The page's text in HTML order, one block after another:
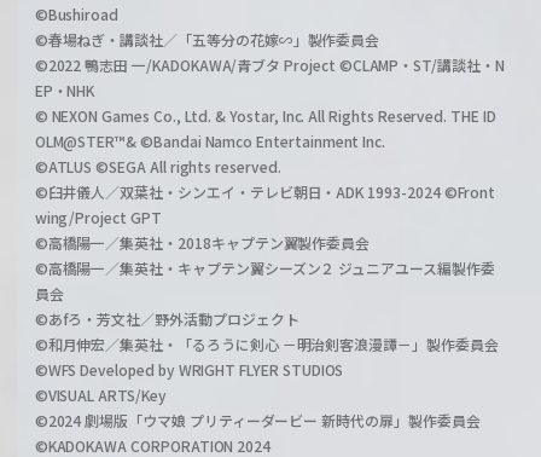
©Bushiroad
©春場ねぎ・講談社／「五等分の花嫁∽」製作委員会
©2022 鴨志田 一/KADOKAWA/青ブタ Project ©CLAMP・ST/講談社・N
EP・NHK
© NEXON Games Co., Ltd. & Yostar, Inc. All Rights Reserved. THE ID
OLM@STER™& ©Bandai Namco Entertainment Inc.
©ATLUS ©SEGA All rights reserved.
©臼井儀人／双葉社・シンエイ・テレビ朝日・ADK 1993-2024 ©Front
wing/Project GPT
©高橋陽一／集英社・2018キャプテン翼製作委員会
©高橋陽一／集英社・キャプテン翼シーズン２ ジュニアユース編製作委
員会
©あfろ・芳文社／野外活動プロジェクト
©和月伸宏／集英社・「るろうに剣心 －明治剣客浪漫譚－」製作委員会
©WFS Developed by WRIGHT FLYER STUDIOS
©VISUAL ARTS/Key
©2024 劇場版「ウマ娘 プリティーダービー 新時代の扉」製作委員会
©KADOKAWA CORPORATION 2024